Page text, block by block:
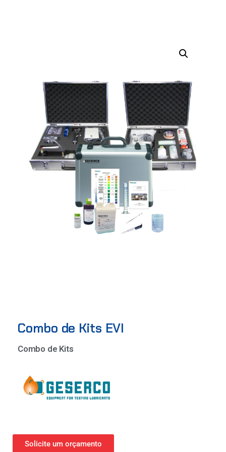
Combo de Kits EVI
Combo de Kits
Solicite um orçamento